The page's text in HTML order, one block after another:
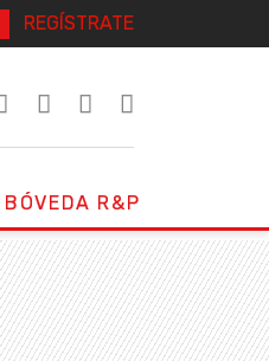
REGÍSTRATE
BÓVEDA R&P